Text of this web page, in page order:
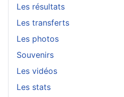
Les résultats
Les transferts
Les photos
Souvenirs
Les vidéos
Les stats